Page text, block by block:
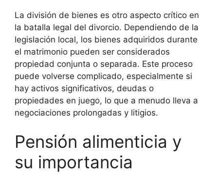
La división de bienes es otro aspecto crítico en
la batalla legal del divorcio. Dependiendo de la
legislación local, los bienes adquiridos durante
el matrimonio pueden ser considerados
propiedad conjunta o separada. Este proceso
puede volverse complicado, especialmente si
hay activos significativos, deudas o
propiedades en juego, lo que a menudo lleva a
negociaciones prolongadas y litigios.
Pensión alimenticia y
su importancia